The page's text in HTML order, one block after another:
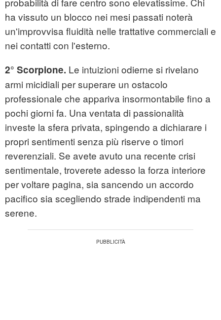
ha vissuto un blocco nei mesi passati noterà
un'improvvisa fluidità nelle trattative commerciali e
nei contatti con l'esterno.
2° Scorpione. Le intuizioni odierne si rivelano
armi micidiali per superare un ostacolo
professionale che appariva insormontabile fino a
pochi giorni fa. Una ventata di passionalità
investe la sfera privata, spingendo a dichiarare i
propri sentimenti senza più riserve o timori
reverenziali. Se avete avuto una recente crisi
sentimentale, troverete adesso la forza interiore
per voltare pagina, sia sancendo un accordo
pacifico sia scegliendo strade indipendenti ma
serene.